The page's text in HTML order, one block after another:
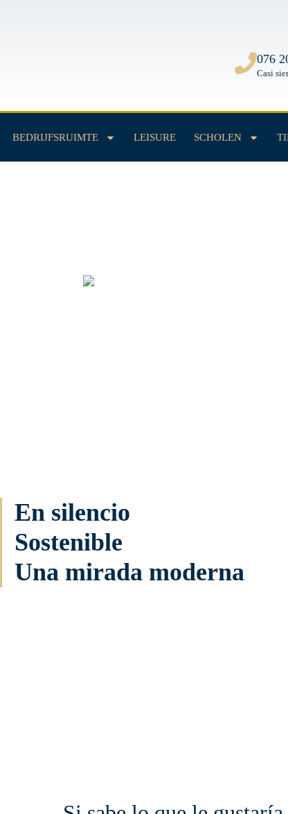
076
Casi
BEDRIJFSRUIMTE LEISURE SCHOLEN
En silencio
Sostenible
Una mirada moderna